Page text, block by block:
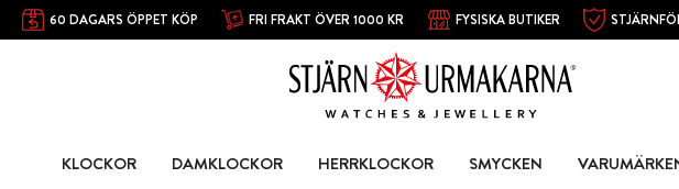
60 DAGARS ÖPPET KÖP FRI FRAKT ÖVER 1000 KR FYSISKA BUTIKER
KLOCKOR DAMKLOCKOR HERRKLOCKOR SMYCKEN